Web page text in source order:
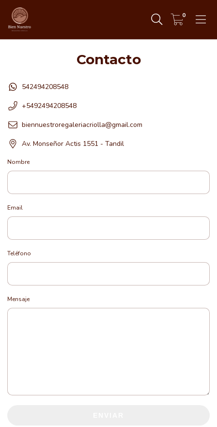
0
Contacto
542494208548
+5492494208548
biennuestroregaleriacriolla@gmail.com
Av. Monseñor Actis 1551 - Tandil
Nombre
Email
Teléfono
Mensaje